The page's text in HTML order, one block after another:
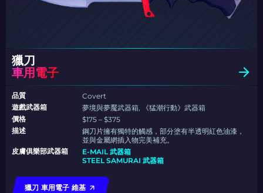
獵刀
車用電子
品質
Covert
遊戲武器箱
夢境與夢魘武器箱, 《猛潮行動》武器箱
價格
$175 – $375
描述
鋼刀片擁有獨特的觸感，部分塗有半透明紅色油漆，
並與金屬網插入物完美補充。
皮膚俱樂部武器箱
E-MAIL 武器箱
STEEL SAMURAI 武器箱
獵刀 車用電子 維基